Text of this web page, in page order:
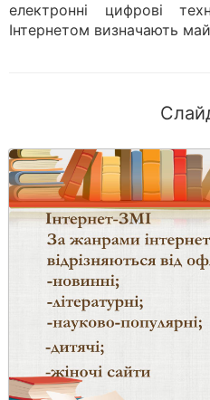
електронні цифрові
Інтернетом визначають